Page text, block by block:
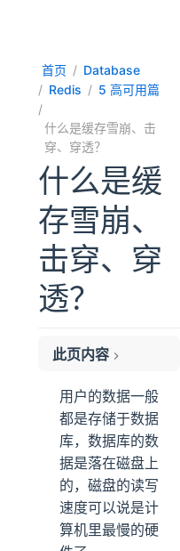
首页
Database
Redis
5 高可用篇
什么是缓存雪崩、击
穿、穿透？
什么是缓
存雪崩、
击穿、穿
透？
此页内容
大量数据同时过期
Redis 故障宕机
缓存击穿
缓存穿透
总结
用户的数据一般
都是存储于数据
库，数据库的数
据是落在磁盘上
的，磁盘的读写
速度可以说是计
算机里最慢的硬